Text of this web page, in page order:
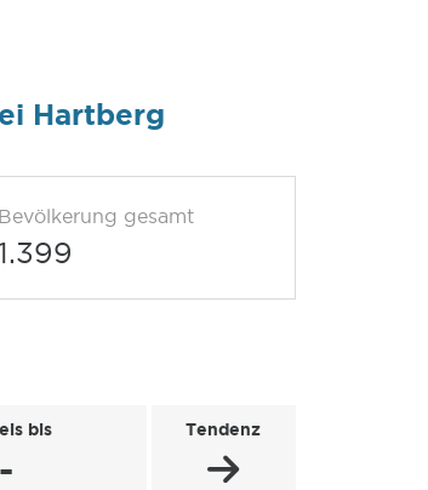
Hartberg
Bevölkerung gesamt
bis Tendenz